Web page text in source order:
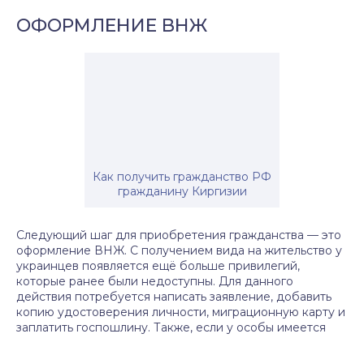
ОФОРМЛЕНИЕ ВНЖ
Как получить гражданство РФ
гражданину Киргизии
Следующий шаг для приобретения гражданства — это
оформление ВНЖ. С получением вида на жительство у
украинцев появляется ещё больше привилегий,
которые ранее были недоступны. Для данного
действия потребуется написать заявление, добавить
копию удостоверения личности, миграционную карту и
заплатить госпошлину. Также, если у особы имеется